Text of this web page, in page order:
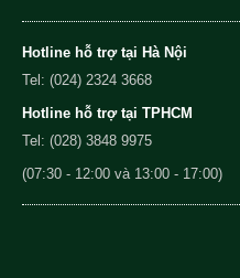
Hotline hỗ trợ tại Hà Nội
Tel: (024) 2324 3668
Hotline hỗ trợ tại TPHCM
Tel: (028) 3848 9975
(07:30 - 12:00 và 13:00 - 17:00)